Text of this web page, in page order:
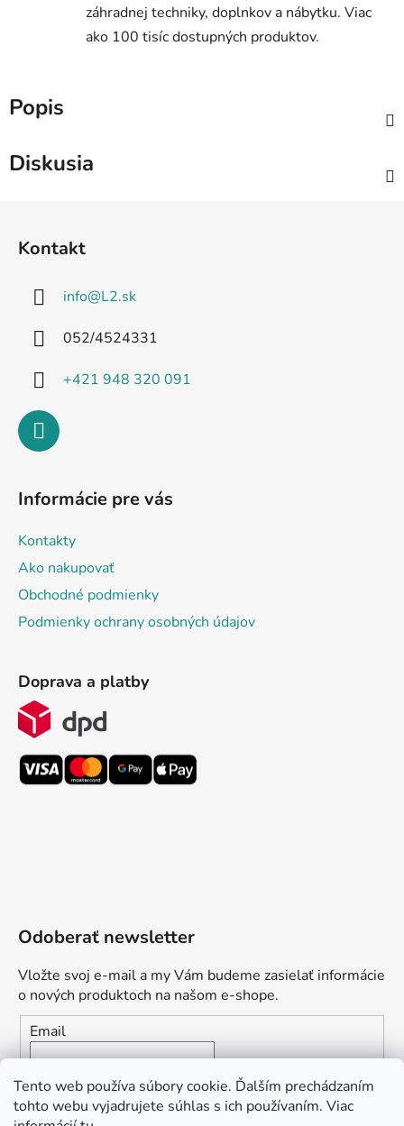
Tento web používa súbory cookie. Ďalším prechádzaním
tohto webu vyjadrujete súhlas s ich používaním. Viac
záhradnej techniky, doplnkov a nábytku. Viac
ako 100 tisíc dostupných produktov.
Popis
Diskusia
Kontakt
info@L2.sk
052/4524331
+421 948 320 091
Informácie pre vás
Kontakty
Ako nakupovať
Obchodné podmienky
Podmienky ochrany osobných údajov
Doprava a platby
Odoberať newsletter
Vložte svoj e-mail a my Vám budeme zasielať informácie
o nových produktoch na našom e-shope.
Email
Vložením e-mailu súhlasíte s
podmienkami ochrany
osobných údajov